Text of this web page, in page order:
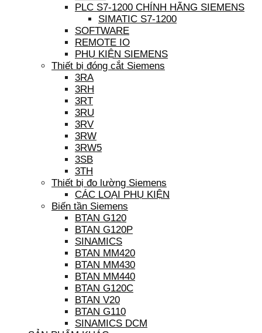
PLC S7-1200 CHÍNH HÃNG SIEMENS
SIMATIC S7-1200
SOFTWARE
REMOTE IO
PHỤ KIỆN SIEMENS
Thiết bị đóng cắt Siemens
3RA
3RH
3RT
3RU
3RV
3RW
3RW5
3SB
3TH
Thiết bị đo lường Siemens
CÁC LOẠI PHỤ KIỆN
Biến tần Siemens
BTAN G120
BTAN G120P
SINAMICS
BTAN MM420
BTAN MM430
BTAN MM440
BTAN G120C
BTAN V20
BTAN G110
SINAMICS DCM